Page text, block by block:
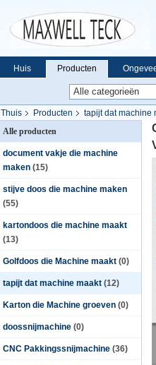
Huis Producten
Thuis Producten tapijt dat machine
Alle producten
document vakje die machine
maken (15)
stijve doos die machine maken
(55)
kartondoos die machine maakt
(13)
Golfdoos die Machine maakt (0)
tapijt dat machine maakt (12)
Karton die Machine groeven (0)
doossnijmachine (0)
CNC Pakkingssnijmachine (36)